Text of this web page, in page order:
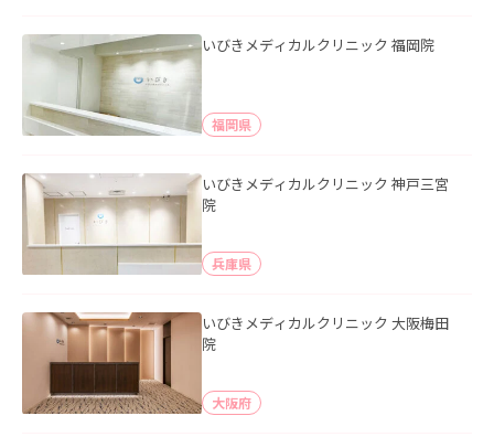
いびきメディカルクリニック 福岡院
福岡県
いびきメディカルクリニック 神戸三宮
院
兵庫県
いびきメディカルクリニック 大阪梅田
院
大阪府